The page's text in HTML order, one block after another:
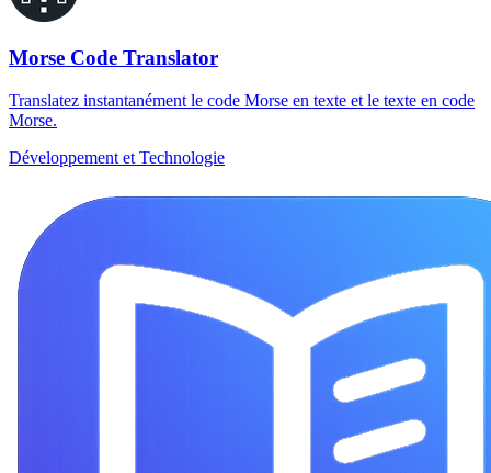
Morse Code Translator
Translatez instantanément le code Morse en texte et le texte en code
Morse.
Développement et Technologie